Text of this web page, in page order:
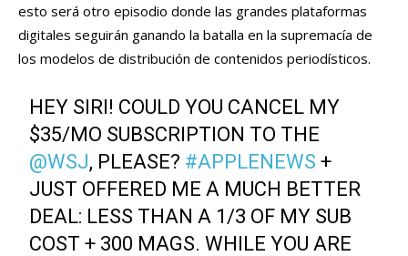
esto será otro episodio donde las grandes plataformas
digitales seguirán ganando la batalla en la supremacía de
los modelos de distribución de contenidos periodísticos.
HEY SIRI! COULD YOU CANCEL MY
$35/MO SUBSCRIPTION TO THE
@WSJ, PLEASE? #APPLENEWS +
JUST OFFERED ME A MUCH BETTER
DEAL: LESS THAN A 1/3 OF MY SUB
COST + 300 MAGS. WHILE YOU ARE